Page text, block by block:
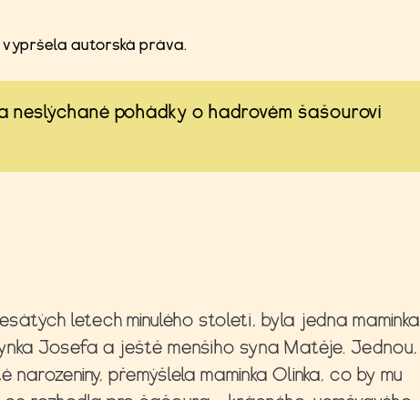
vypršela autorská práva.
neslýchané pohádky o hadrovém šašourovi
letech minulého století, byla jedna maminka
Josefa a ještě menšího syna Matěje. Jednou,
přemýšlela maminka Olinka, co by mu